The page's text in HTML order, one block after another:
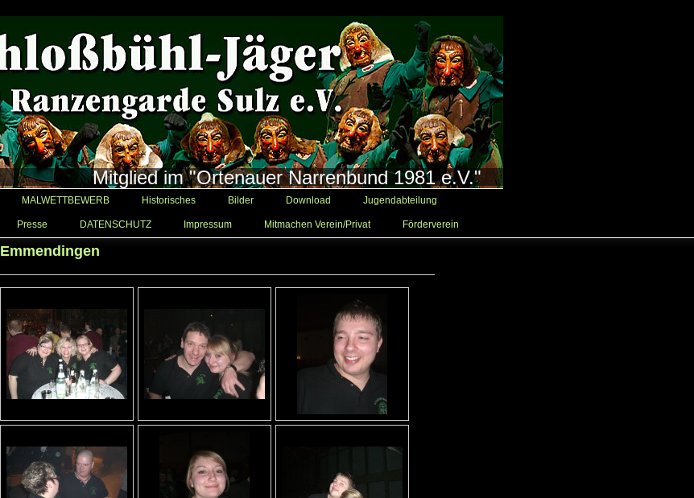
Mitglied im "Ortenauer Narrenbund 1981 e.V."
MALWETTBEWERB Historisches Bilder Download Jugendabteilung
Presse DATENSCHUTZ Impressum Mitmachen Verein/Privat Förderverein
Emmendingen